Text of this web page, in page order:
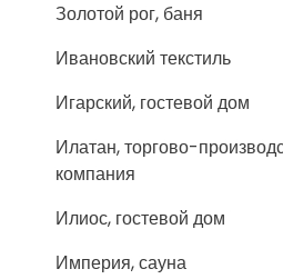
Золотой рог, баня
Ивановский текстиль
Игарский, гостевой дом
Илатан, торгово-
компания
Илиос, гостевой дом
Империя, сауна